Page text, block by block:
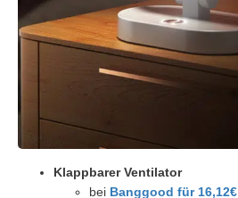
Klappbarer Ventilator
bei Banggood für 16,12€